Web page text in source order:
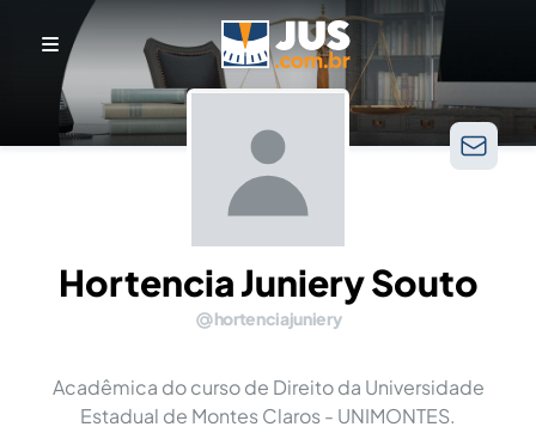
Hortencia Juniery Souto
hortenciajuniery
Acadêmica do curso de Direito da Universidade
Estadual de Montes Claros - UNIMONTES.